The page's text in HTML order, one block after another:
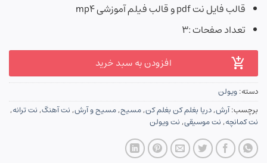
قالب فایل نت pdf و قالب فیلم آموزشی mp4
تعداد صفحات :۳
افزودن به سبد خرید
دسته:ویولن
برچسب:آرش,دریا بغلم کن بغلم کن,مسیح,مسیح و آرش,نت آهنگ,نت ترانه,
نت کمانچه,نت موسیقی,نت ویولن